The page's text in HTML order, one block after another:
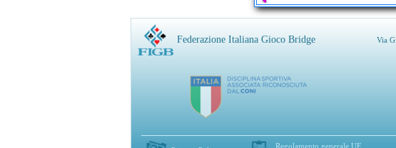
Federazione Italiana Gioco Bridge Via
Regolamento generale UE